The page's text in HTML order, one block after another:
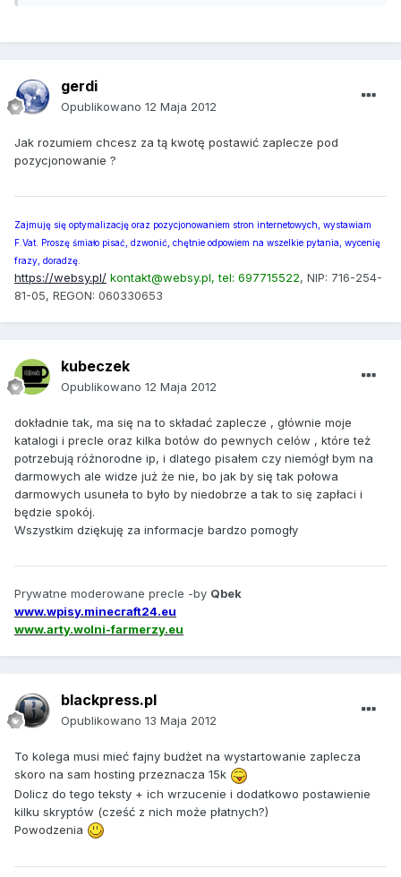
gerdi
Opublikowano 12 Maja 2012
Jak rozumiem chcesz za tą kwotę postawić zaplecze pod
pozycjonowanie ?
Zajmuję się optymalizację oraz pozycjonowaniem stron internetowych, wystawiam
F.Vat. Proszę śmiało pisać, dzwonić, chętnie odpowiem na wszelkie pytania, wycenię
frazy, doradzę.
https://websy.pl/ kontakt@websy.pl, tel: 697715522, NIP: 716-254-
81-05, REGON: 060330653
kubeczek
Opublikowano 12 Maja 2012
dokładnie tak, ma się na to składać zaplecze , głównie moje
katalogi i precle oraz kilka botów do pewnych celów , które też
potrzebują różnorodne ip, i dlatego pisałem czy niemógł bym na
darmowych ale widze już że nie, bo jak by się tak połowa
darmowych usuneła to było by niedobrze a tak to się zapłaci i
będzie spokój.
Wszystkim dziękuję za informacje bardzo pomogły
Prywatne moderowane precle -by Qbek
www.wpisy.minecraft24.eu
www.arty.wolni-farmerzy.eu
blackpress.pl
Opublikowano 13 Maja 2012
To kolega musi mieć fajny budżet na wystartowanie zaplecza
skoro na sam hosting przeznacza 15k
Dolicz do tego teksty + ich wrzucenie i dodatkowo postawienie
kilku skryptów (cześć z nich może płatnych?)
Powodzenia